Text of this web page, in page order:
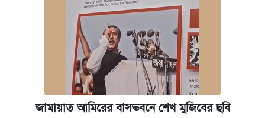
জামায়াত আমিরের বাসভবনে শেখ মুজিবের ছবি